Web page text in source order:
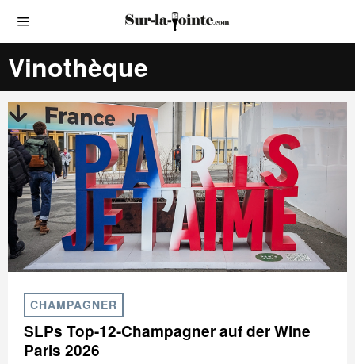
Vinothèque
CHAMPAGNER
SLPs Top-12-Champagner auf der Wine
Paris 2026